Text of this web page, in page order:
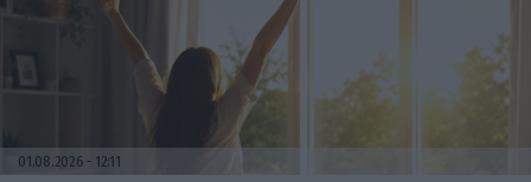
01.08.2026 12:11